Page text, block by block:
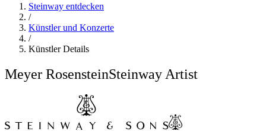
Steinway entdecken
/
Künstler und Konzerte
/
Künstler Details
Meyer RosensteinSteinway Artist